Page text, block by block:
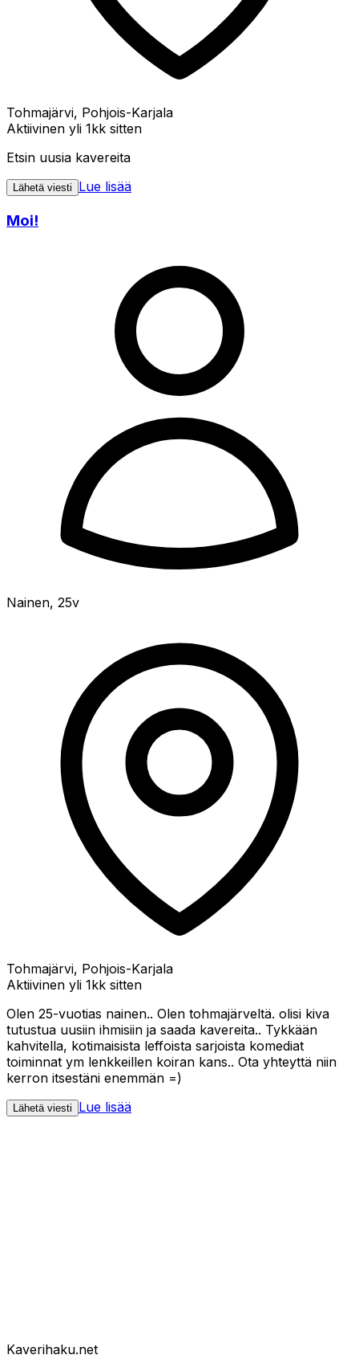
Tohmajärvi, Pohjois-Karjala
Aktiivinen yli 1kk sitten
Etsin uusia kavereita
Lähetä viesti Lue lisää
Moi!
Nainen, 25v
Tohmajärvi, Pohjois-Karjala
Aktiivinen yli 1kk sitten
Olen 25-vuotias nainen.. Olen tohmajärveltä. olisi kiva
tutustua uusiin ihmisiin ja saada kavereita.. Tykkään
kahvitella, kotimaisista leffoista sarjoista komediat
toiminnat ym lenkkeillen koiran kans.. Ota yhteyttä niin
kerron itsestäni enemmän =)
Lähetä viesti Lue lisää
Kaverihaku.net